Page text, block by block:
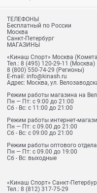
ТЕЛЕФОНЫ
Бесплатный по России
Москва
Санкт-Петербург
МАГАЗИНЫ
«Кинаш Спорт» Москва
Тел.: 8 (495) 120-29-11 (Москва)
8 (800) 550-74-29 (Регионы)
E-mail: info@kinash.ru
Адрес: Москва, ул.
Режим работы магазина на
Пн — Пт: с 9:00 до 21:00
Сб - Вс: с 11:00 до 21:00
Режим работы интернет-
Пн — Пт: с 09.00 до 21:00
Сб - Вс: с 09:00 до 21:00
Режим работы оптового
Пн — Пт: с 09.00 до 19:00
Сб - Вс: выходные
«Кинаш Спорт» Санкт-
Тел.: 8 (812) 317-75-29